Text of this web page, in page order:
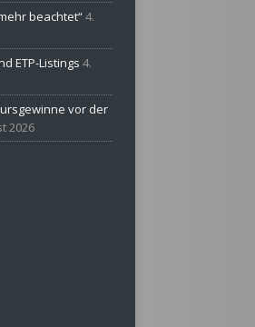
beachtet“4.
ETP-Listings 4.
vor der
2026